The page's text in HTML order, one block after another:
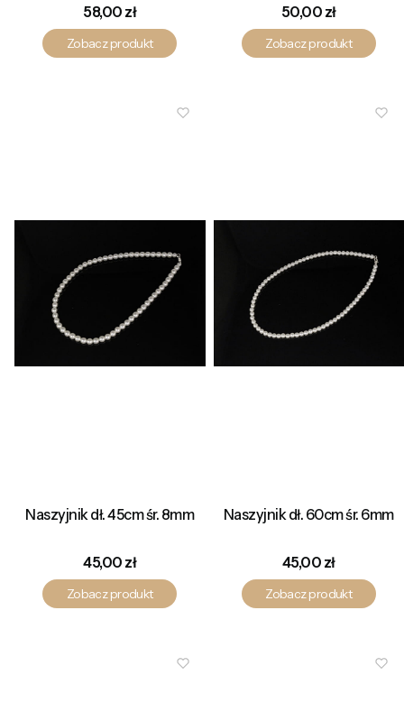
Cena
58,00 zł
Zobacz produkt
Cena
50,00 zł
Zobacz produkt
Naszyjnik dł. 45cm śr. 8mm
Cena
45,00 zł
Zobacz produkt
Naszyjnik dł. 60cm śr. 6mm
Cena
45,00 zł
Zobacz produkt